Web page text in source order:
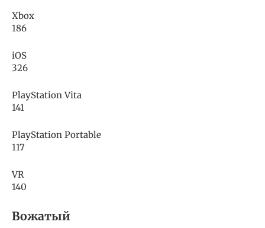
Xbox
186
iOS
326
PlayStation Vita
141
PlayStation Portable
117
VR
140
Вожатый